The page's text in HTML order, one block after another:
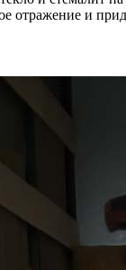
отражение и